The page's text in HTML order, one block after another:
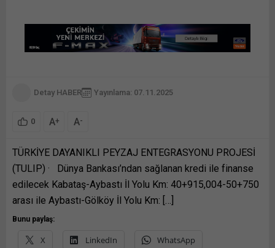
Detay HABER Yayınlama: 07.11.2025
0 A+ A-
TÜRKİYE DAYANIKLI PEYZAJ ENTEGRASYONU PROJESİ
(TULIP) · Dünya Bankası’ndan sağlanan kredi ile finanse
edilecek Kabataş-Aybastı İl Yolu Km: 40+915,004-50+750
arası ile Aybastı-Gölköy İl Yolu Km: […]
Bunu paylaş:
X LinkedIn WhatsApp